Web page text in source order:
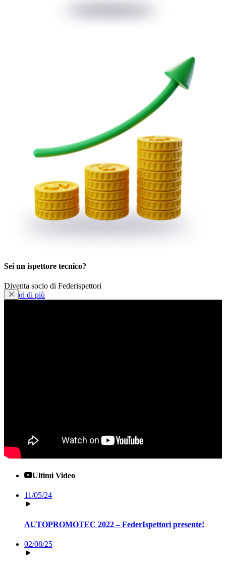
Sei un ispettore tecnico?
Diventa socio di Federispettori
Scopri di più
Ultimi Video
11/05/24
AUTOPROMOTEC 2022 – FederIspettori presente!
02/08/25